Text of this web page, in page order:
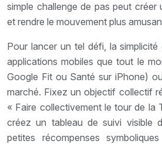
simple challenge de pas peut créer
et rendre le mouvement plus
Pour lancer un tel défi, la
applications mobiles que tout le
Google Fit ou Santé sur iPhone)
marché. Fixez un objectif collectif
« Faire collectivement le tour de la
créez un tableau de suivi visible
petites récompenses